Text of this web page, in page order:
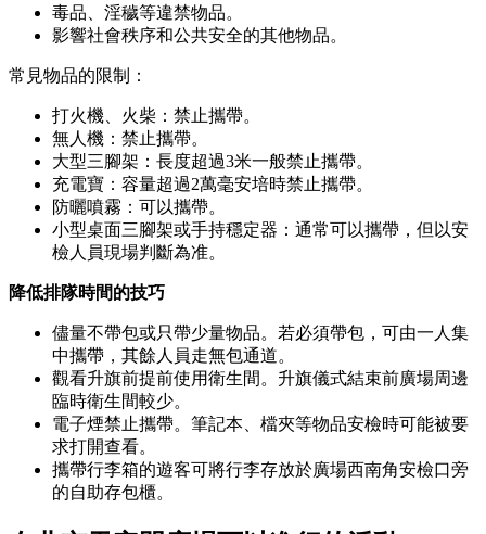
毒品、淫穢等違禁物品。
影響社會秩序和公共安全的其他物品。
常見物品的限制：
打火機、火柴：禁止攜帶。
無人機：禁止攜帶。
大型三腳架：長度超過3米一般禁止攜帶。
充電寶：容量超過2萬毫安培時禁止攜帶。
防曬噴霧：可以攜帶。
小型桌面三腳架或手持穩定器：通常可以攜帶，但以安
檢人員現場判斷為准。
降低排隊時間的技巧
儘量不帶包或只帶少量物品。若必須帶包，可由一人集
中攜帶，其餘人員走無包通道。
觀看升旗前提前使用衛生間。升旗儀式結束前廣場周邊
臨時衛生間較少。
電子煙禁止攜帶。筆記本、檔夾等物品安檢時可能被要
求打開查看。
攜帶行李箱的遊客可將行李存放於廣場西南角安檢口旁
的自助存包櫃。